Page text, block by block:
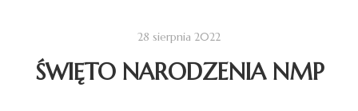
28 sierpnia 2022
ŚWIĘTO NARODZENIA NMP